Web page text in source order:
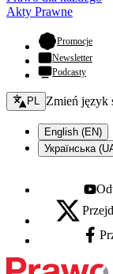
Akty Prawne
Promocje-
Newsletter
Podcasty
Zmień język -
PL Zmień język
English (EN)
Українська
X - otwiera